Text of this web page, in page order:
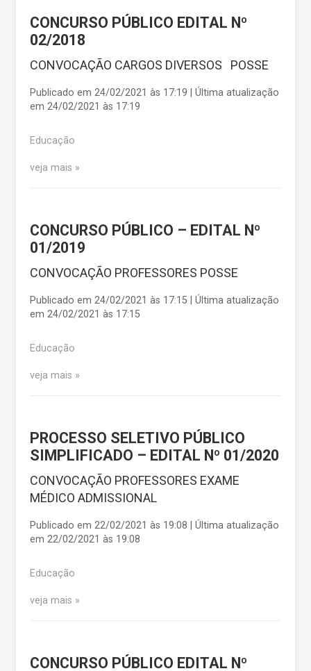
CONCURSO PÚBLICO EDITAL Nº
02/2018
CONVOCAÇÃO CARGOS DIVERSOS POSSE
Publicado em 24/02/2021 às 17:19 | Última atualização
em 24/02/2021 às 17:19
Educação
veja mais
CONCURSO PÚBLICO – EDITAL Nº
01/2019
CONVOCAÇÃO PROFESSORES POSSE
Publicado em 24/02/2021 às 17:15 | Última atualização
em 24/02/2021 às 17:15
Educação
veja mais
PROCESSO SELETIVO PÚBLICO
SIMPLIFICADO – EDITAL Nº 01/2020
CONVOCAÇÃO PROFESSORES EXAME
MÉDICO ADMISSIONAL
Publicado em 22/02/2021 às 19:08 | Última atualização
em 22/02/2021 às 19:08
Educação
veja mais
CONCURSO PÚBLICO EDITAL Nº